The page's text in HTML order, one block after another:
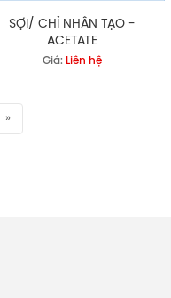
SỢI/ CHỈ NHÂN TẠO -
ACETATE
Giá: Liên hệ
»